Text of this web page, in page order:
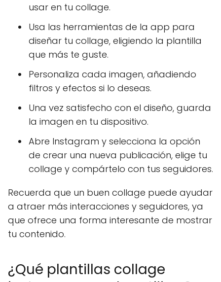
usar en tu collage.
Usa las herramientas de la app para
diseñar tu collage, eligiendo la plantilla
que más te guste.
Personaliza cada imagen, añadiendo
filtros y efectos si lo deseas.
Una vez satisfecho con el diseño, guarda
la imagen en tu dispositivo.
Abre Instagram y selecciona la opción
de crear una nueva publicación, elige tu
collage y compártelo con tus seguidores.
Recuerda que un buen collage puede ayudar
a atraer más interacciones y seguidores, ya
que ofrece una forma interesante de mostrar
tu contenido.
¿Qué plantillas collage